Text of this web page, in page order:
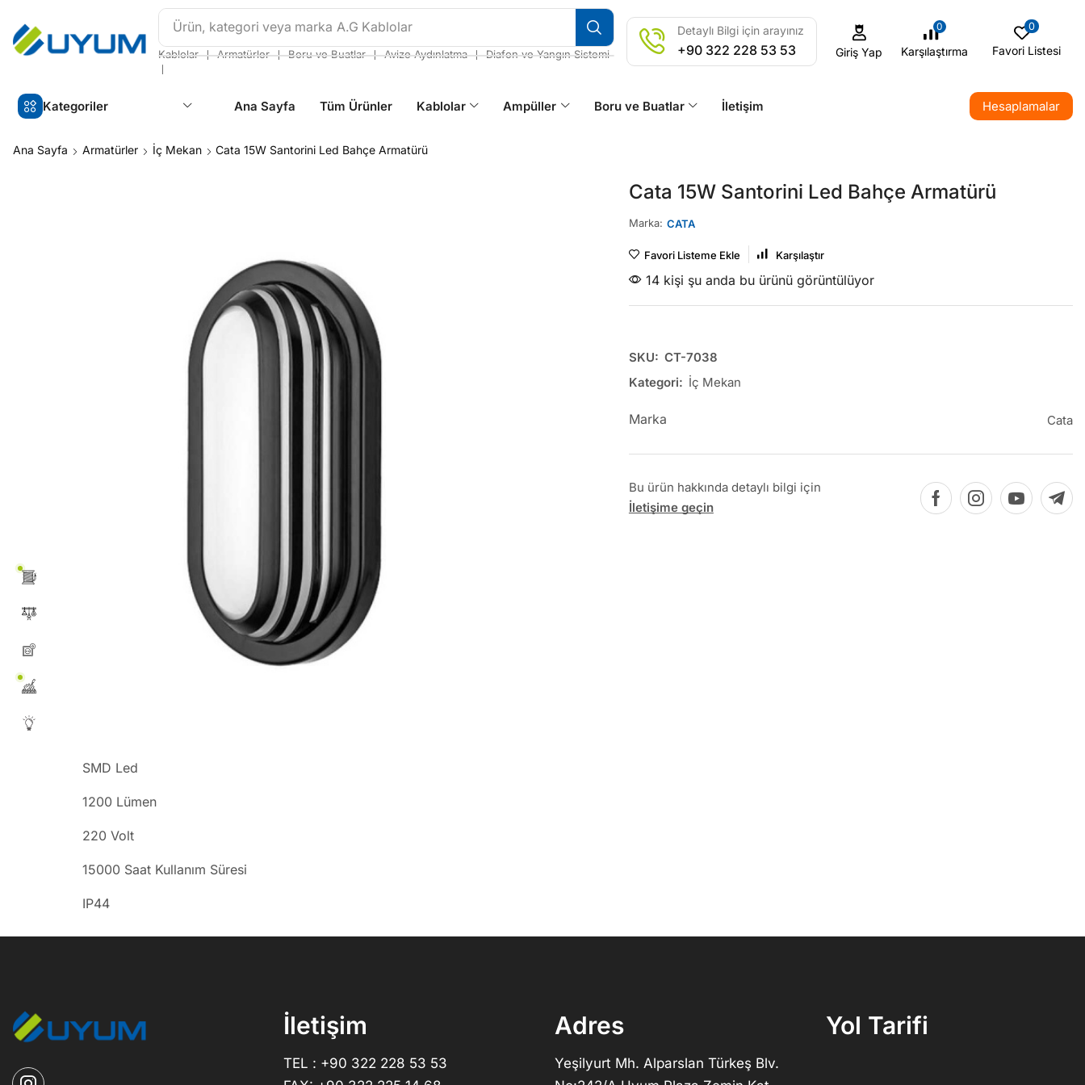
Ürün, kategori veya marka A.G Kablolar
Kablolar ❘ Armatürler ❘ Boru ve Buatlar ❘ Avize Aydınlatma ❘ Diafon ve Yangın Sistemi
❘
Detaylı Bilgi için arayınız
+90 322 228 53 53 Giriş Yap
0
Karşılaştırma
0
Favori Listesi
Kategoriler Ana Sayfa Tüm Ürünler Kablolar Ampüller Boru ve Buatlar İletişim Hesaplamalar
Ana Sayfa Armatürler İç Mekan Cata 15W Santorini Led Bahçe Armatürü
Cata 15W Santorini Led Bahçe Armatürü
Marka: CATA
Favori Listeme Ekle Karşılaştır
14 kişi şu anda bu ürünü görüntülüyor
SKU: CT-7038
Kategori: İç Mekan
Marka Cata
Bu ürün hakkında detaylı bilgi için
İletişime geçin
SMD Led
1200 Lümen
220 Volt
15000 Saat Kullanım Süresi
IP44
İletişim
TEL : +90 322 228 53 53
Adres
Yeşilyurt Mh. Alparslan Türkeş Blv.
Yol Tarifi